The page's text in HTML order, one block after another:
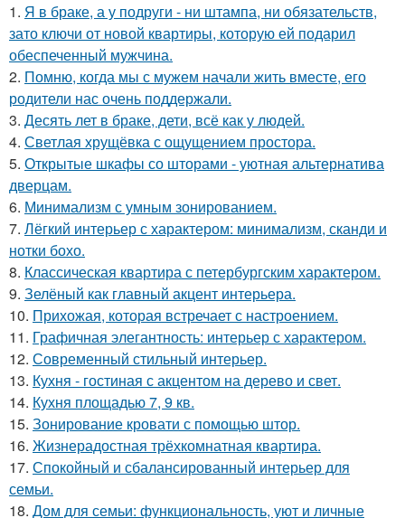
1. Я в браке, а у подруги - ни штампа, ни обязательств,
зато ключи от новой квартиры, которую ей подарил
обеспеченный мужчина.
2. Помню, когда мы с мужем начали жить вместе, его
родители нас очень поддержали.
3. Десять лет в браке, дети, всё как у людей.
4. Светлая хрущёвка с ощущением простора.
5. Открытые шкафы со шторами - уютная альтернатива
дверцам.
6. Минимализм с умным зонированием.
7. Лёгкий интерьер с характером: минимализм, сканди и
нотки бохо.
8. Классическая квартира с петербургским характером.
9. Зелёный как главный акцент интерьера.
10. Прихожая, которая встречает с настроением.
11. Графичная элегантность: интерьер с характером.
12. Современный стильный интерьер.
13. Кухня - гостиная с акцентом на дерево и свет.
14. Кухня площадью 7, 9 кв.
15. Зонирование кровати с помощью штор.
16. Жизнерадостная трёхкомнатная квартира.
17. Спокойный и сбалансированный интерьер для
семьи.
18. Дом для семьи: функциональность, уют и личные